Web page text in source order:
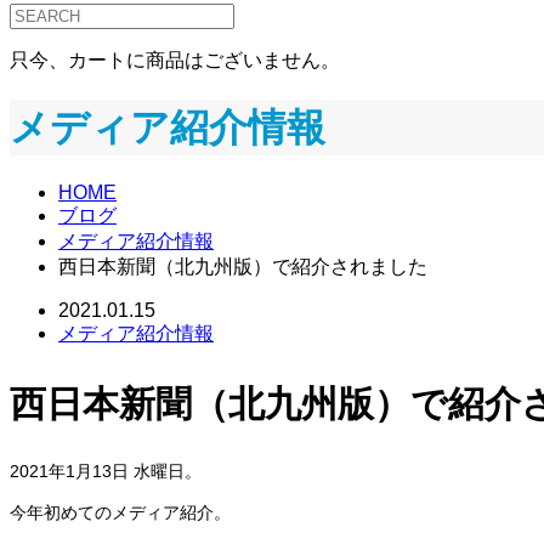
只今、カートに商品はございません。
メディア紹介情報
HOME
ブログ
メディア紹介情報
西日本新聞（北九州版）で紹介されました
2021.01.15
メディア紹介情報
西日本新聞（北九州版）で紹介
2021年1月13日 水曜日。
今年初めてのメディア紹介。